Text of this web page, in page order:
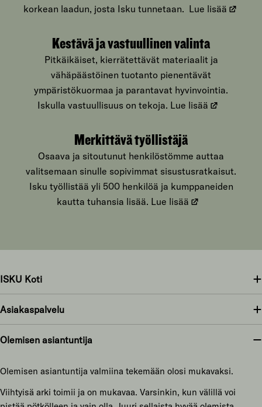
korkean laadun, josta Isku tunnetaan. Lue lisää
Kestävä ja vastuullinen valinta
Pitkäikäiset, kierrätettävät materiaalit ja
vähäpäästöinen tuotanto pienentävät
ympäristökuormaa ja parantavat hyvinvointia.
Iskulla vastuullisuus on tekoja. Lue lisää
Merkittävä työllistäjä
Osaava ja sitoutunut henkilöstömme auttaa
valitsemaan sinulle sopivimmat sisustusratkaisut.
Isku työllistää yli 500 henkilöä ja kumppaneiden
kautta tuhansia lisää. Lue lisää
ISKU Koti
Asiakaspalvelu
Olemisen asiantuntija
Olemisen asiantuntija valmiina tekemään olosi mukavaksi.
Viihtyisä arki toimii ja on mukavaa. Varsinkin, kun välillä voi